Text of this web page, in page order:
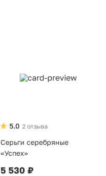
2 отзыва
5.0
Серьги серебряные
«Успех»
5 530 ₽